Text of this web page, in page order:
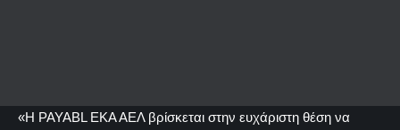
«Η PAYABL ΕΚΑ ΑΕΛ βρίσκεται στην ευχάριστη θέση να